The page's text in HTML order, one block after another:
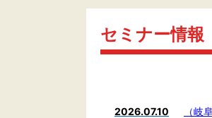
セミナー情報
2026.07.10 （岐